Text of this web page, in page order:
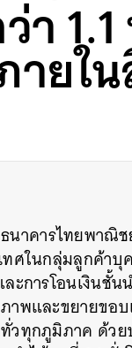
า
ยใ
ธนาคารไทยพาณิช
ทศในกลุ่มลูกค้าบุ
ละการโอนเงินชั้
าพและขยายขอบ
วทุกภูมิภาค ด้วยบ